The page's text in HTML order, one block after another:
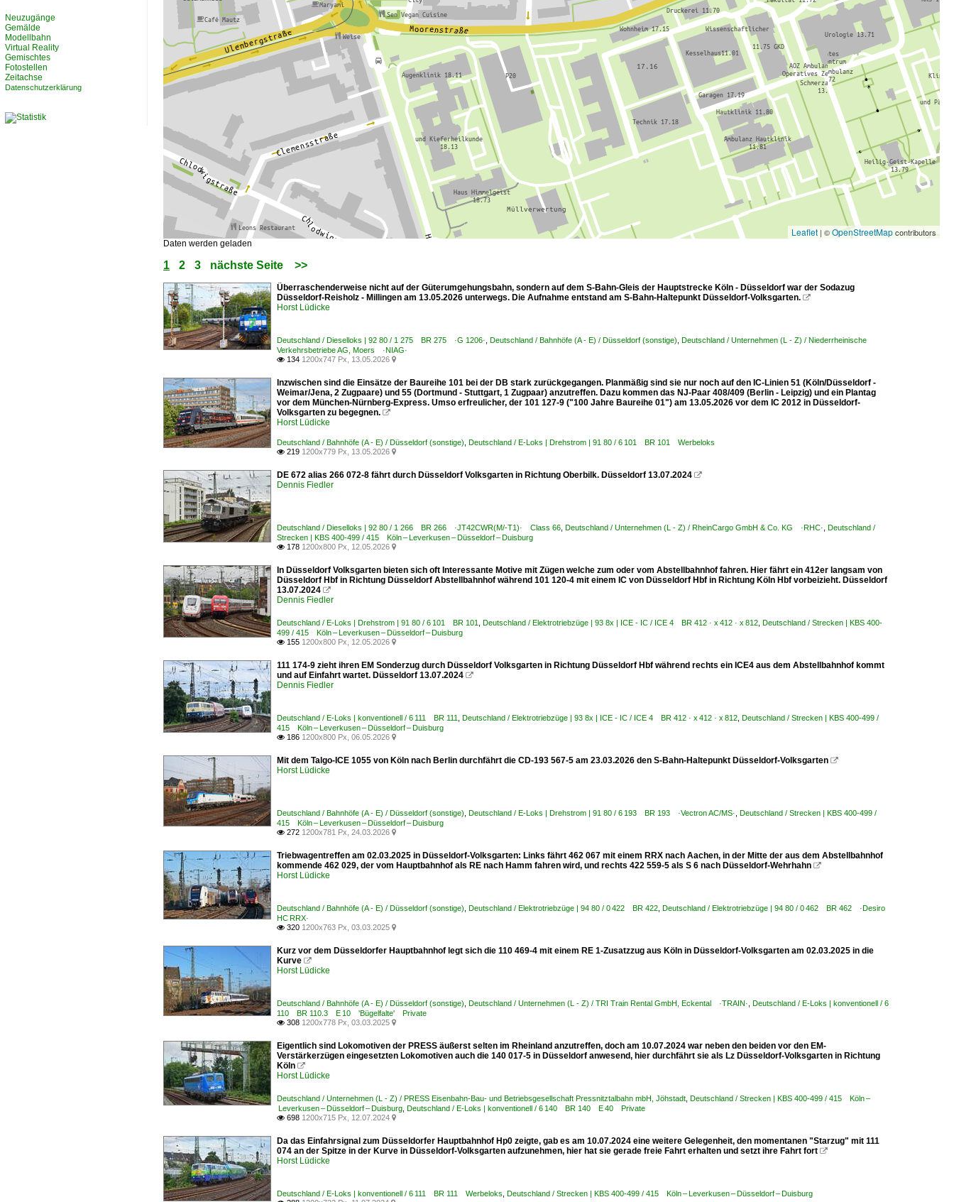
Leaflet | ©OpenStreetMapcontributors
Daten werden geladen
1 2 3 nächste Seite >>
Überraschenderweise nicht auf der Güterumgehungsbahn, sondern auf dem S-Bahn-Gleis der Hauptstrecke Köln - Düsseldorf war der Sodazug
Düsseldorf-Reisholz - Millingen am 13.05.2026 unterwegs. Die Aufnahme entstand am S-Bahn-Haltepunkt Düsseldorf-Volksgarten. 
Horst Lüdicke
Deutschland / Dieselloks | 92 80 / 1 275 BR 275 ·G 1206· Deutschland / Bahnhöfe (A - E) / Düsseldorf (sonstige) Deutschland / Unternehmen (L - Z) / Niederrheinische
Verkehrsbetriebe AG, Moers ·NIAG·
 134 1200x747 Px, 13.05.2026 
Inzwischen sind die Einsätze der Baureihe 101 bei der DB stark zurückgegangen. Planmäßig sind sie nur noch auf den IC-Linien 51 (Köln/Düsseldorf -
Weimar/Jena, 2 Zugpaare) und 55 (Dortmund - Stuttgart, 1 Zugpaar) anzutreffen. Dazu kommen das NJ-Paar 408/409 (Berlin - Leipzig) und ein Plantag
vor dem München-Nürnberg-Express. Umso erfreulicher, der 101 127-9 ("100 Jahre Baureihe 01") am 13.05.2026 vor dem IC 2012 in Düsseldorf-
Volksgarten zu begegnen. 
Horst Lüdicke
Deutschland / Bahnhöfe (A - E) / Düsseldorf (sonstige) Deutschland / E-Loks | Drehstrom | 91 80 / 6 101 BR 101 Werbeloks
 219 1200x779 Px, 13.05.2026 
DE 672 alias 266 072-8 fährt durch Düsseldorf Volksgarten in Richtung Oberbilk. Düsseldorf 13.07.2024 
Dennis Fiedler
Deutschland / Dieselloks | 92 80 / 1 266 BR 266 ·JT42CWR(M/-T1)· Class 66 Deutschland / Unternehmen (L - Z) / RheinCargo GmbH & Co. KG ·RHC· Deutschland /
Strecken | KBS 400-499 / 415 Köln – Leverkusen – Düsseldorf – Duisburg
 178 1200x800 Px, 12.05.2026 
In Düsseldorf Volksgarten bieten sich oft Interessante Motive mit Zügen welche zum oder vom Abstellbahnhof fahren. Hier fährt ein 412er langsam von
Düsseldorf Hbf in Richtung Düsseldorf Abstellbahnhof während 101 120-4 mit einem IC von Düsseldorf Hbf in Richtung Köln Hbf vorbeizieht. Düsseldorf
13.07.2024 
Dennis Fiedler
Deutschland / E-Loks | Drehstrom | 91 80 / 6 101 BR 101 Deutschland / Elektrotriebzüge | 93 8x | ICE - IC / ICE 4 BR 412 · x 412 · x 812 Deutschland / Strecken | KBS 400-
499 / 415 Köln – Leverkusen – Düsseldorf – Duisburg
 155 1200x800 Px, 12.05.2026 
111 174-9 zieht ihren EM Sonderzug durch Düsseldorf Volksgarten in Richtung Düsseldorf Hbf während rechts ein ICE4 aus dem Abstellbahnhof kommt
und auf Einfahrt wartet. Düsseldorf 13.07.2024 
Dennis Fiedler
Deutschland / E-Loks | konventionell / 6 111 BR 111 Deutschland / Elektrotriebzüge | 93 8x | ICE - IC / ICE 4 BR 412 · x 412 · x 812 Deutschland / Strecken | KBS 400-499 /
415 Köln – Leverkusen – Düsseldorf – Duisburg
 186 1200x800 Px, 06.05.2026 
Mit dem Talgo-ICE 1055 von Köln nach Berlin durchfährt die CD-193 567-5 am 23.03.2026 den S-Bahn-Haltepunkt Düsseldorf-Volksgarten 
Horst Lüdicke
Deutschland / Bahnhöfe (A - E) / Düsseldorf (sonstige) Deutschland / E-Loks | Drehstrom | 91 80 / 6 193 BR 193 ·Vectron AC/MS· Deutschland / Strecken | KBS 400-499 /
415 Köln – Leverkusen – Düsseldorf – Duisburg
 272 1200x781 Px, 24.03.2026 
Triebwagentreffen am 02.03.2025 in Düsseldorf-Volksgarten: Links fährt 462 067 mit einem RRX nach Aachen, in der Mitte der aus dem Abstellbahnhof
kommende 462 029, der vom Hauptbahnhof als RE nach Hamm fahren wird, und rechts 422 559-5 als S 6 nach Düsseldorf-Wehrhahn 
Horst Lüdicke
Deutschland / Bahnhöfe (A - E) / Düsseldorf (sonstige) Deutschland / Elektrotriebzüge | 94 80 / 0 422 BR 422 Deutschland / Elektrotriebzüge | 94 80 / 0 462 BR 462 ·Desiro
HC RRX·
 320 1200x763 Px, 03.03.2025 
Kurz vor dem Düsseldorfer Hauptbahnhof legt sich die 110 469-4 mit einem RE 1-Zusatzzug aus Köln in Düsseldorf-Volksgarten am 02.03.2025 in die
Kurve 
Horst Lüdicke
Deutschland / Bahnhöfe (A - E) / Düsseldorf (sonstige) Deutschland / Unternehmen (L - Z) / TRI Train Rental GmbH, Eckental ·TRAIN· Deutschland / E-Loks | konventionell / 6
110 BR 110.3 E 10 'Bügelfalte' Private
 308 1200x778 Px, 03.03.2025 
Eigentlich sind Lokomotiven der PRESS äußerst selten im Rheinland anzutreffen, doch am 10.07.2024 war neben den beiden vor den EM-
Verstärkerzügen eingesetzten Lokomotiven auch die 140 017-5 in Düsseldorf anwesend, hier durchfährt sie als Lz Düsseldorf-Volksgarten in Richtung
Köln 
Horst Lüdicke
Deutschland / Unternehmen (L - Z) / PRESS Eisenbahn-Bau- und Betriebsgesellschaft Pressnitztalbahn mbH, Jöhstadt Deutschland / Strecken | KBS 400-499 / 415 Köln –
Leverkusen – Düsseldorf – Duisburg Deutschland / E-Loks | konventionell / 6 140 BR 140 E 40 Private
 698 1200x715 Px, 12.07.2024 
Da das Einfahrsignal zum Düsseldorfer Hauptbahnhof Hp0 zeigte, gab es am 10.07.2024 eine weitere Gelegenheit, den momentanen "Starzug" mit 111
074 an der Spitze in der Kurve in Düsseldorf-Volksgarten aufzunehmen, hier hat sie gerade freie Fahrt erhalten und setzt ihre Fahrt fort 
Horst Lüdicke
Deutschland / E-Loks | konventionell / 6 111 BR 111 Werbeloks Deutschland / Strecken | KBS 400-499 / 415 Köln – Leverkusen – Düsseldorf – Duisburg
Neuzugänge
Gemälde
Modellbahn
Virtual Reality
Gemischtes
Fotostellen
Zeitachse
Datenschutzerklärung